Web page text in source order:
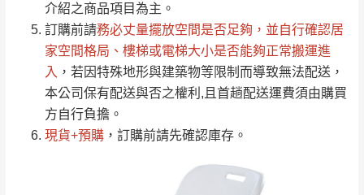
介紹之商品項目為主。
訂購前請務必丈量擺放空間是否足夠 ，並自行確認居
家空間格局、 樓梯或電梯大小是否能夠正常搬運進
入 ，若因特殊地形與建築物等限制而導致無法配送，
本公司保有配送與否之權利,且首趟配送運費須由購買
方自行負擔。
現貨+預購 ，訂購前請先確認庫存。
免 運
新竹
峨眉鄉、五峰鄉、
橫山、北埔鄉、尖
石鄉、寶山鄉山
區、新埔山區、芎
接單後二日內(不含例假日)，我們客服會與您
電話聯絡或E-Mail通知確認訂單。
（線上客
服 LINE → @dershin）
下單前先詢問是否現貨 ，若未詢問下單後無
現貨我們客服會再來電或E-Mail與您聯絡
（洽詢方式請搜尋 Line ID →
地區恕無法提供運送 (詳見運送規章)。